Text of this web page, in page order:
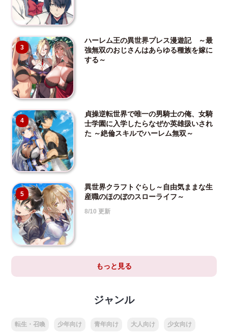
3
ハーレム王の異世界プレス漫遊記 ～最
強無双のおじさんはあらゆる種族を嫁に
する～
4
貞操逆転世界で唯一の男騎士の俺、女騎
士学園に入学したらなぜか英雄扱いされ
た ～絶倫スキルでハーレム無双～
5
異世界クラフトぐらし～自由気ままな生
産職のほのぼのスローライフ～
8/10 更新
もっと見る
ジャンル
転生・召喚 少年向け 青年向け 大人向け 少女向け